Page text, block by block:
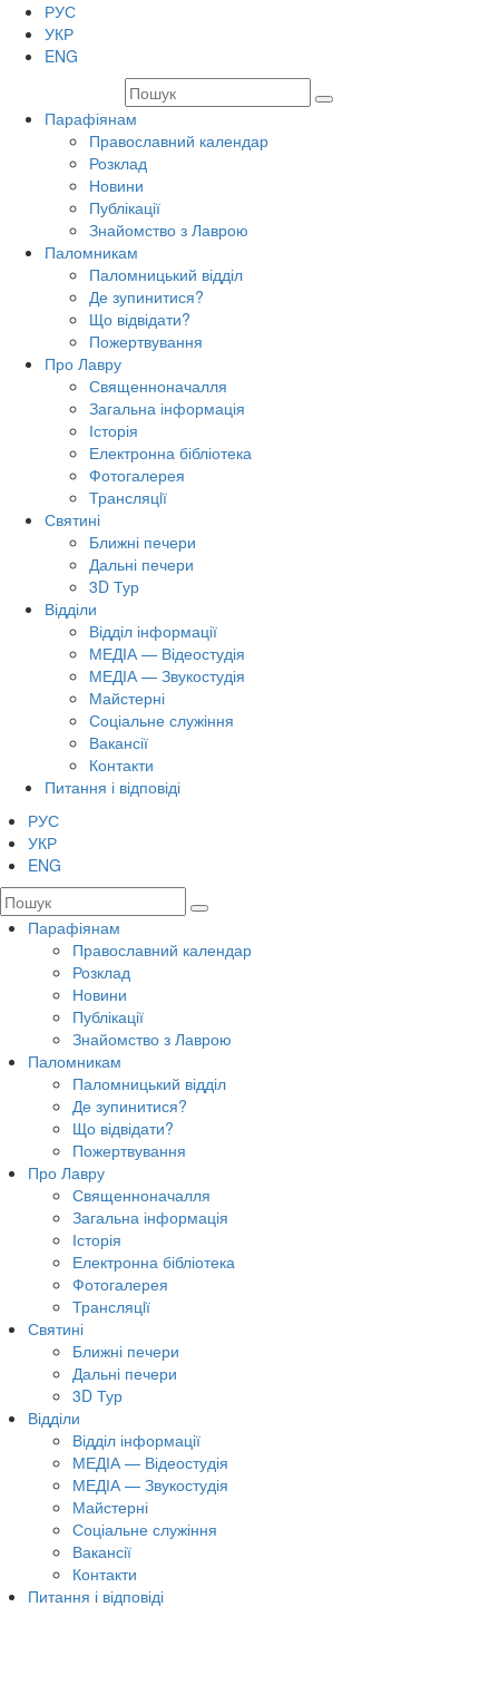
РУС
УКР
ENG
Парафіянам
Православний календар
Розклад
Новини
Публікації
Знайомство з Лаврою
Паломникам
Паломницький відділ
Де зупинитися?
Що відвідати?
Пожертвування
Про Лавру
Священноначалля
Загальна інформація
Історія
Електронна бібліотека
Фотогалерея
Трансляцiї
Святині
Ближні печери
Дальні печери
3D Тур
Відділи
Відділ інформації
МЕДІА — Відеостудія
МЕДІА — Звукостудія
Майстерні
Соціальне служіння
Вакансії
Контакти
Питання і відповіді
РУС
УКР
ENG
Парафіянам
Православний календар
Розклад
Новини
Публікації
Знайомство з Лаврою
Паломникам
Паломницький відділ
Де зупинитися?
Що відвідати?
Пожертвування
Про Лавру
Священноначалля
Загальна інформація
Історія
Електронна бібліотека
Фотогалерея
Трансляцiї
Святині
Ближні печери
Дальні печери
3D Тур
Відділи
Відділ інформації
МЕДІА — Відеостудія
МЕДІА — Звукостудія
Майстерні
Соціальне служіння
Вакансії
Контакти
Питання і відповіді